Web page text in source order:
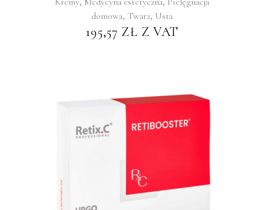
domowa, Twarz, Usta
195,57 ZŁ Z VAT